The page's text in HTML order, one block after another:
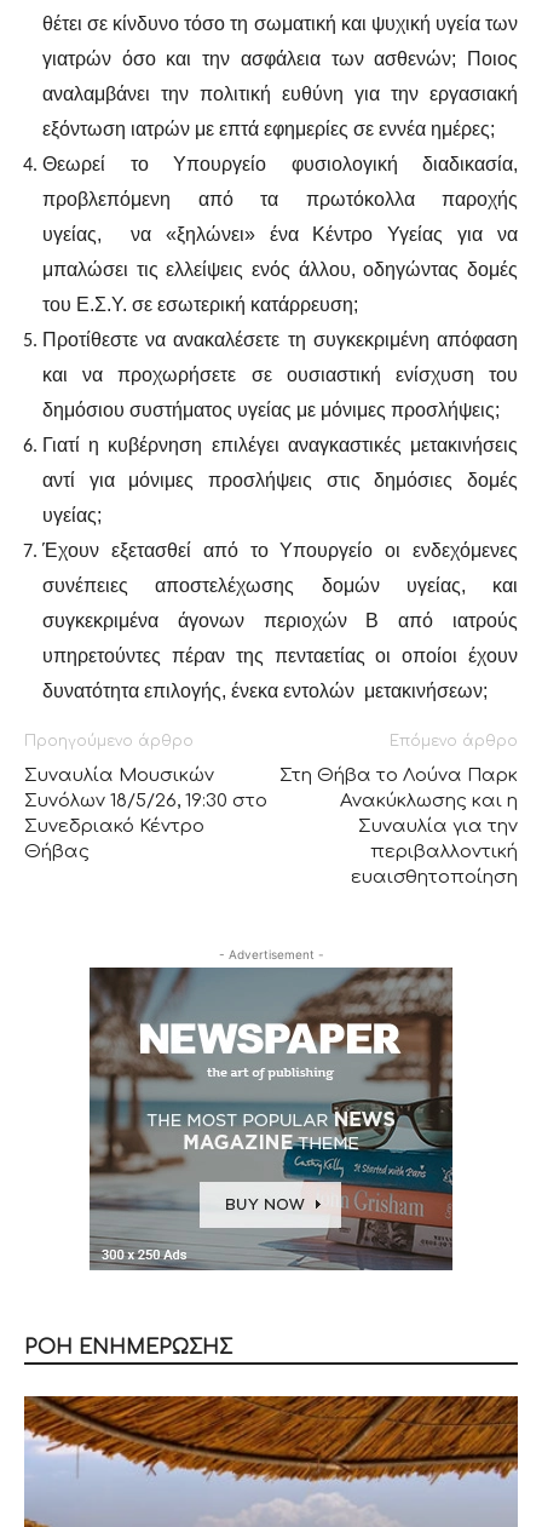
θέτει σε κίνδυνο τόσο τη σωματική και ψυχική υγεία των
γιατρών όσο και την ασφάλεια των ασθενών; Ποιος
αναλαμβάνει την πολιτική ευθύνη για την εργασιακή
εξόντωση ιατρών με επτά εφημερίες σε εννέα ημέρες;
Θεωρεί το Υπουργείο φυσιολογική διαδικασία,
προβλεπόμενη από τα πρωτόκολλα παροχής
υγείας,
να «ξηλώνει» ένα Κέντρο Υγείας για να
μπαλώσει τις ελλείψεις ενός άλλου, οδηγώντας δομές
του Ε.Σ.Υ. σε εσωτερική κατάρρευση;
Προτίθεστε να ανακαλέσετε τη συγκεκριμένη απόφαση
και να προχωρήσετε σε ουσιαστική ενίσχυση του
δημόσιου συστήματος υγείας με μόνιμες προσλήψεις;
Γιατί η κυβέρνηση επιλέγει αναγκαστικές μετακινήσεις
αντί για μόνιμες προσλήψεις στις δημόσιες δομές
υγείας;
Έχουν εξετασθεί από το Υπουργείο οι ενδεχόμενες
συνέπειες αποστελέχωσης δομών υγείας, και
συγκεκριμένα άγονων περιοχών Β από ιατρούς
υπηρετούντες πέραν της πενταετίας οι οποίοι έχουν
δυνατότητα επιλογής, ένεκα εντολών μετακινήσεων;
Προηγούμενο άρθρο
Συναυλία Μουσικών
Συνόλων 18/5/26, 19:30 στο
Συνεδριακό Κέντρο
Θήβας
Επόμενο άρθρο
Στη Θήβα το Λούνα Παρκ
Ανακύκλωσης και η
Συναυλία για την
περιβαλλοντική
ευαισθητοποίηση
- Advertisement -
ΡΟΗ ΕΝΗΜΕΡΩΣΗΣ